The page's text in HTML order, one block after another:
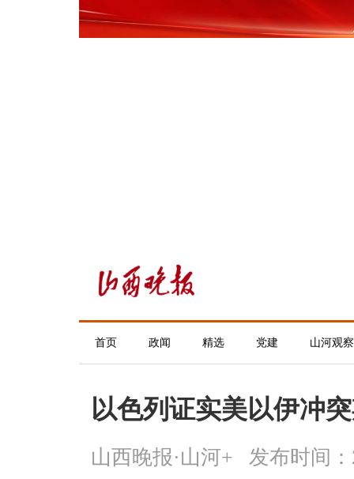
首页 政闻 精选 党建 山河观察
以色列证实美以伊冲
山西晚报·山河+ 发布时间：